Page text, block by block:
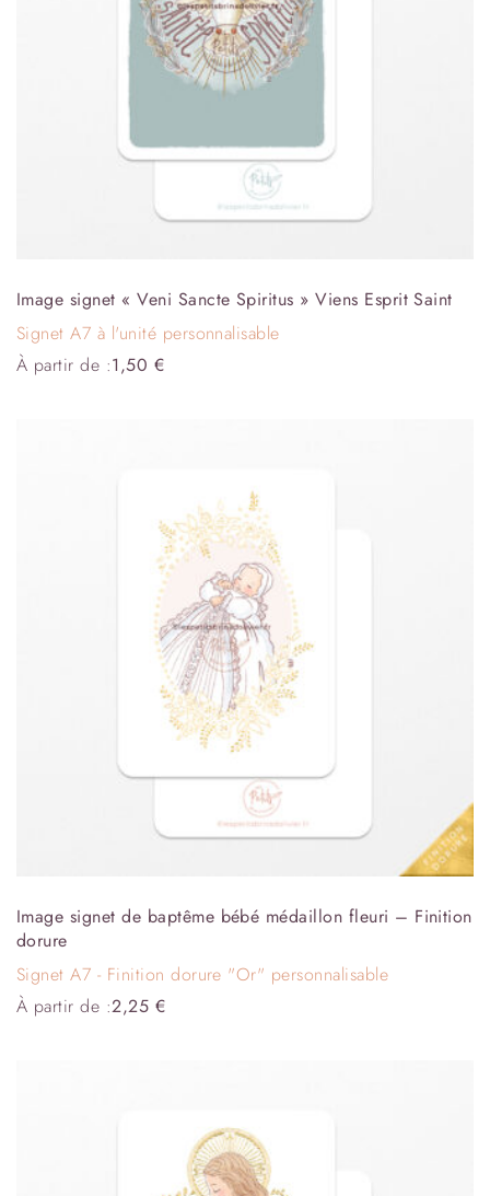
Image signet « Veni Sancte Spiritus » Viens Esprit Saint
Signet A7 à l'unité personnalisable
À partir de :1,50 €
Image signet de baptême bébé médaillon fleuri – Finition
dorure
Signet A7 - Finition dorure "Or" personnalisable
À partir de :2,25 €